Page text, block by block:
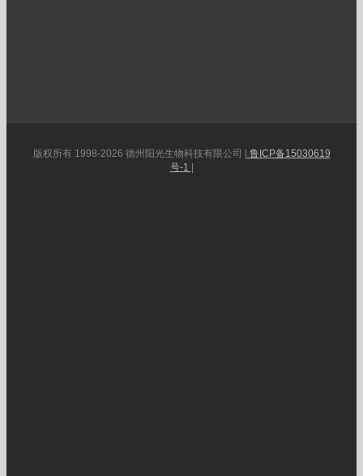
版权所有 1998-2026 德州阳光生物科技有限公司 |
鲁ICP备15030619
号-1